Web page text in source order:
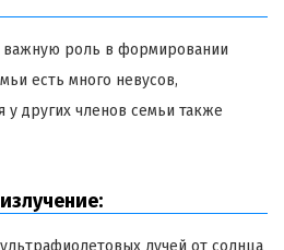
важную роль в формировании
есть много невусов,
у других членов семьи также
лучей от солнца